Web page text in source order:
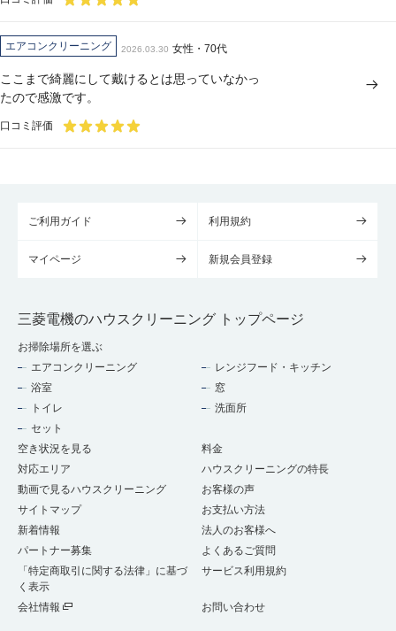
エアコンクリーニング 2026.03.30 女性・70代
ここまで綺麗にして戴けるとは思っていなかっ
たので感激です。
口コミ評価
ご利用ガイド 利用規約
マイページ 新規会員登録
三菱電機のハウスクリーニング トップページ
お掃除場所を選ぶ
エアコンクリーニング
レンジフード・キッチン
浴室
窓
トイレ
洗面所
セット
空き状況を見る
料金
対応エリア
ハウスクリーニングの特長
動画で見るハウスクリーニング
お客様の声
サイトマップ
お支払い方法
新着情報
法人のお客様へ
パートナー募集
よくあるご質問
「特定商取引に関する法律」に基づ
く表示
サービス利用規約
会社情報 お問い合わせ